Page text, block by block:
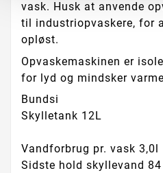
vask. Husk at anvende
til industriopvaskere, for
opløst.
Opvaskemaskinen er
for lyd og mindsker
Bundsi
Skylletank 12L
Vandforbrug pr. vask 3,0l
Sidste hold skyllevand